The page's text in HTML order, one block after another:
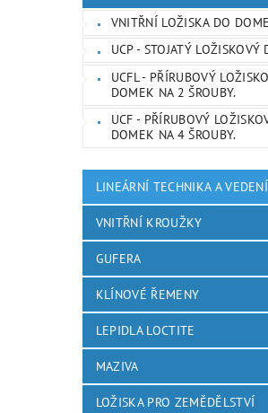
VNITŘNÍ LOŽISKA DO
UCP - STOJATÝ LOŽISKOVÝ
UCFL - PŘÍRUBOVÝ
DOMEK NA 2 ŠROUBY.
UCF - PŘÍRUBOVÝ
DOMEK NA 4 ŠROUBY.
LINEÁRNÍ TECHNIKA A VEDENÍ
VNITŘNÍ KROUŽKY
GUFERA
KLÍNOVÉ ŘEMENY
LEPIDLA LOCTITE
MAZIVA
LOŽISKA PRO ZEMĚDĚLSTVÍ